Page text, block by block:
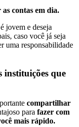
contas em dia.
jovem e deseja
caso você já seja
uma responsabilidade
instituições que
compartilhar
para fazer com
mais rápido.